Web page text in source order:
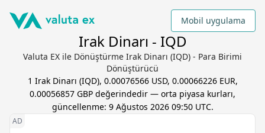
Mobil uygulama
Irak Dinarı - IQD
Valuta EX ile Dönüştürme Irak Dinarı (IQD) - Para Birimi
Dönüştürücü
1 Irak Dinarı (IQD), 0.00076566 USD, 0.00066226 EUR,
0.00056857 GBP değerindedir — orta piyasa kurları,
güncellenme: 9 Ağustos 2026 09:50 UTC.